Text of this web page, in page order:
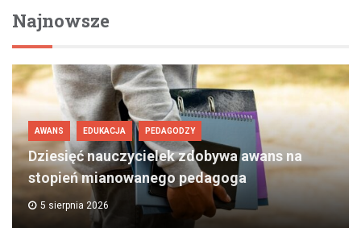
Najnowsze
AWANS EDUKACJA PEDAGODZY
Dziesięć nauczycielek zdobywa awans na
stopień mianowanego pedagoga
5 sierpnia 2026